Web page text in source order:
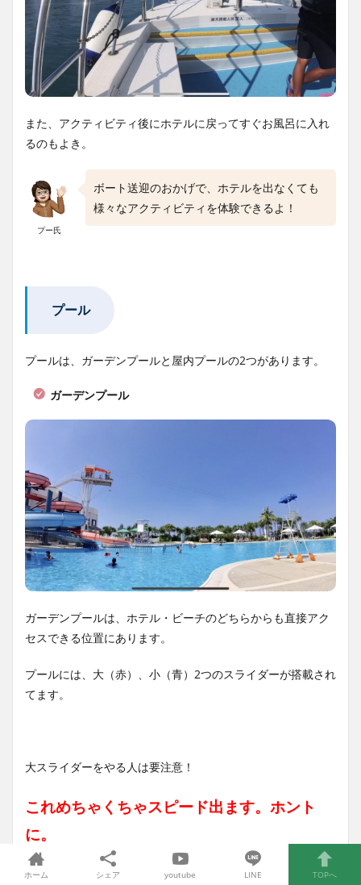
また、アクティビティ後にホテルに戻ってすぐお風呂に入れ
るのもよき。
プー氏
ボート送迎のおかげで、ホテルを出なくても
様々なアクティビティを体験できるよ！
プール
プールは、ガーデンプールと屋内プールの2つがあります。
ガーデンプール
ガーデンプールは、ホテル・ビーチのどちらからも直接アク
セスできる位置にあります。
プールには、大（赤）、小（青）2つのスライダーが搭載され
てます。
大スライダーをやる人は要注意！
これめちゃくちゃスピード出ます。ホント
に。
ホーム シェア youtube LINE TOPへ